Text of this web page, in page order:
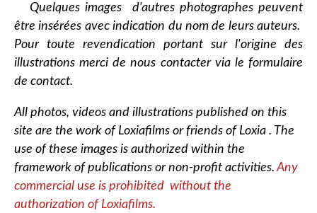
Quelques images d'autres photographes peuvent
être insérées avec indication du nom de leurs auteurs.
Pour toute revendication portant sur l'origine des
illustrations merci de nous contacter via le formulaire
de contact.
All photos, videos and illustrations published on this
site are the work of Loxiafilms or friends of Loxia . The
use of these images is authorized within the
framework of publications or non-profit activities.Any
commercial use is prohibited without the
authorization of Loxiafilms.